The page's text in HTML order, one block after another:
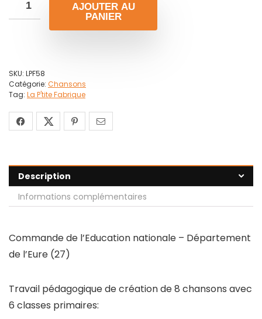
AJOUTER AU
PANIER
SKU: LPF58
Catégorie: Chansons
Tag: La P'tite Fabrique
Description
Informations complémentaires
Commande de l’Education nationale – Département
de l’Eure (27)
Travail pédagogique de création de 8 chansons avec
6 classes primaires: